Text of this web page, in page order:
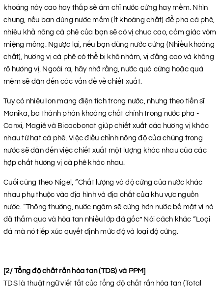
khoáng này cao hay thấp sẽ ám chỉ nước cứng hay mềm. Nhìn
chung, nếu bạn dùng nước mềm (Ít khoáng chất) để pha cà phê,
nhiêu khả năng cà phê của bạn sẽ có vị chua cao, cảm giác vòm
miệng mỏng. Ngược lại, nếu bạn dùng nước cứng (Nhiều khoáng
chất), hương vị cà phê có thể bị khô nhám, vị đắng cao và không
rõ hương vị. Ngoài ra, hãy nhớ rằng, nước quá cứng hoặc quá
mêm sẽ dẫn đến các vấn đề về chiết xuất.
Tuy có nhiêu Ion mang điện tích trong nước, nhưng theo tiến sĩ
Monika, ba thành phân khoáng chất chính trong nước pha -
Canxi, Magiê và Bicacbonat giúp chiết xuất các hương vị khác
nhau từ hạt cà phê. Việc điều chỉnh nông độ của chúng trong
nước sẽ dẫn đến việc chiết xuất một lượng khác nhau của các
hợp chất hương vị cà phê khác nhau.
Cuối cùng theo Nigel, “Chất lượng và độ cứng của nước khác
nhau phụ thuộc vào địa hình và địa chất của khu vực nguồn
nước. “Thông thường, nước ngâm sẽ cứng hơn nước bề mặt vì nó
đã thấm qua và hòa tan nhiều lớp đá gốc” Nói cách khác “Loại
đá mà nó tiếp xúc quyết định mức độ và loại độ cứng.
[2/ Tổng độ chất rắn hòa tan (TDS) và PPM]
TDS là thuật ngữ viết tắt của tổng độ chất rắn hòa tan (Total